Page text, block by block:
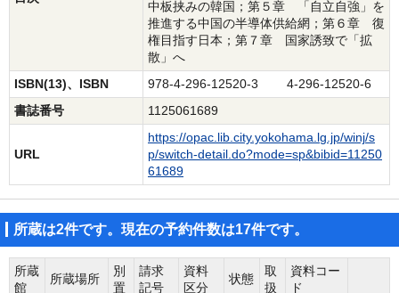
中板挟みの韓国；第５章 「自立自強」を
推進する中国の半導体供給網；第６章 復
権目指す日本；第７章 国家誘致で「拡
散」へ
ISBN(13)、ISBN
978-4-296-12520-3 4-296-12520-6
書誌番号
1125061689
URL
https://opac.lib.city.yokohama.lg.jp/winj/s
p/switch-detail.do?mode=sp&bibid=11250
61689
所蔵は2件です。現在の予約件数は17件です。
所蔵
館
所蔵場所
別
置
請求
記号
資料
区分
状態
取
扱
資料コー
ド